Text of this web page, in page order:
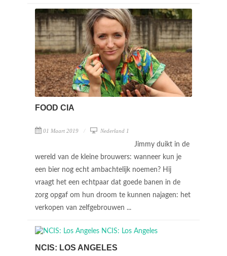
FOOD CIA
01 Maart 2019 Nederland 1
Jimmy duikt in de
wereld van de kleine brouwers: wanneer kun je
een bier nog echt ambachtelijk noemen? Hij
vraagt het een echtpaar dat goede banen in de
zorg opgaf om hun droom te kunnen najagen: het
verkopen van zelfgebrouwen ...
NCIS: LOS ANGELES